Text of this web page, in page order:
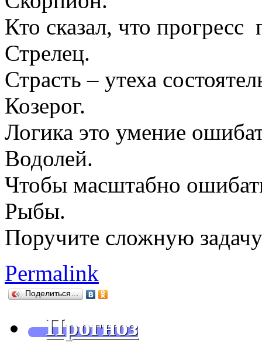
Кто сказал, что
Стрелец.
Страсть – утеха
Козерог.
Логика это умение
Водолей.
Чтобы масштабно
Рыбы.
Поручите сложную
Permalink
Поделиться…
Прогноз